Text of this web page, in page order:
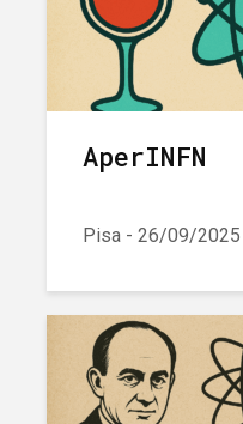
AperINFN
Pisa - 26/09/2025